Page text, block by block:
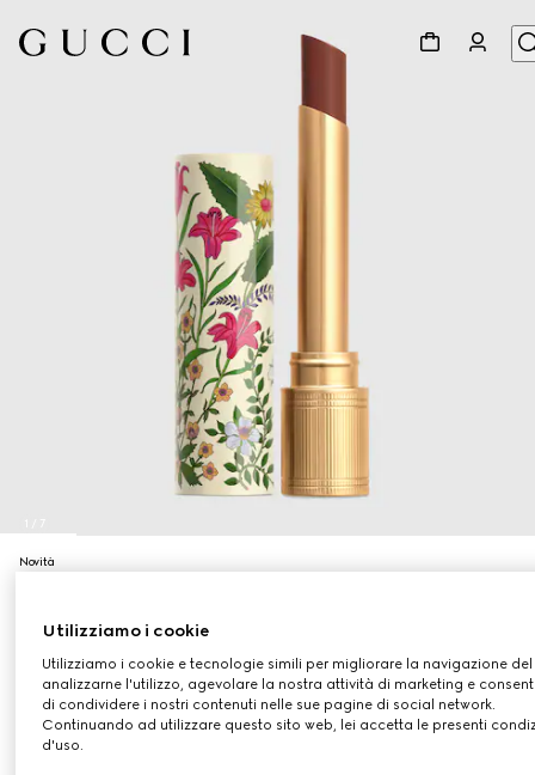
Novità
CHF 67
Variante122 Eliza Ginger
Utilizziamo i cookie
Utilizziamo i cookie e tecnologie simili per migliorare la navigazione del
analizzarne l'utilizzo, agevolare la nostra attività di marketing e
di condividere i nostri contenuti nelle sue pagine di social network.
Continuando ad utilizzare questo sito web, lei accetta le presenti
d'uso.